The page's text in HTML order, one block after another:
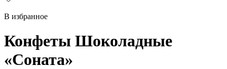
В избранное
Конфеты Шоколадные
«Соната»